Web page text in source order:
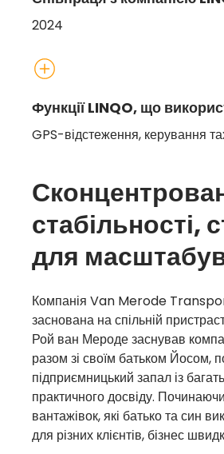
2024
Функції LINQO, що
GPS-відстеження, керування
стабільності,
для
Компанія Van Merode
заснована на спільній
Рой ван Мероде заснував
разом зі своїм батьком Йосом,
підприємницький запал із
практичного досвіду.
вантажівок, які батько та син
для різних клієнтів, бізнес